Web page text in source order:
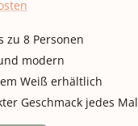
zu 8 Personen
modern
Weiß erhältlich
Geschmack jedes Mal